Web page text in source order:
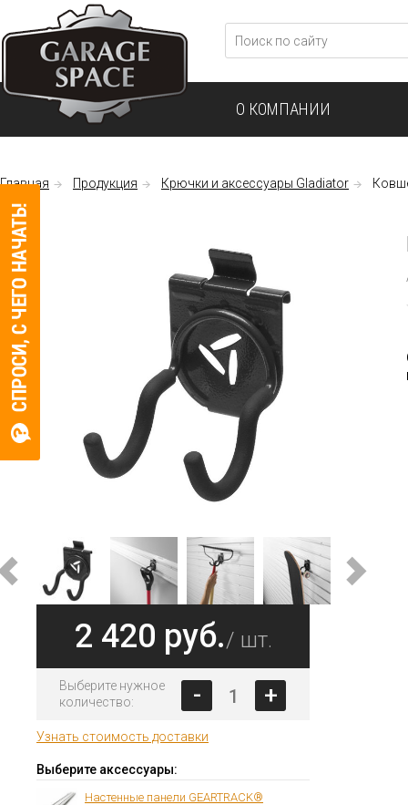
О КОМПАНИИ
Главная Продукция Крючки и аксессуары Gladiator
2 420 руб./ шт.
Выберите нужное
количество:
- +
Узнать стоимость доставки
Выберите аксессуары:
Настенные панели GEARTRACK®